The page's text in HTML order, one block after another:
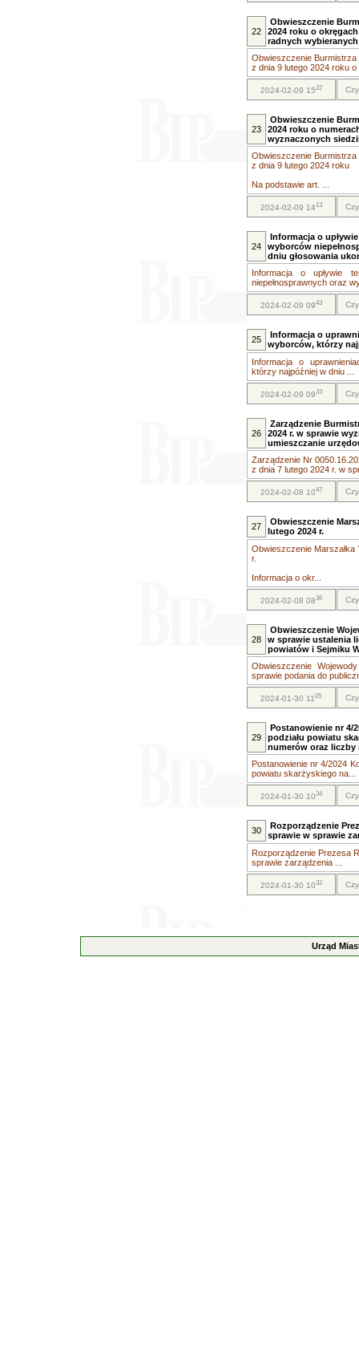
22
Obwieszczenie
2024 roku o
radnych
Obwieszczenie Burmistrza
z dnia 9 lutego 2024 roku
2024-02-09 1522
23
Obwieszczenie
2024 roku o
wyznaczonych
Obwieszczenie Burmistrza
z dnia 9 lutego 2024 roku
Na podstawie art. ...
2024-02-09 1413
24
Informacja o
wyborców
dniu głosowania
Informacja o upływie
niepełnosprawnych oraz
2024-02-09 0943
25
Informacja o
wyborców, którzy
Informacja o
którzy najpóźniej w dniu ...
2024-02-09 0933
26
Zarządzenie
2024 r. w sprawie
umieszczanie
Zarządzenie Nr
z dnia 7 lutego 2024 r. w
2024-02-08 1047
27
Obwieszczenie
lutego 2024 r.
Obwieszczenie
r.
Informacja o okr...
2024-02-08 0836
28
Obwieszczenie
w sprawie ustalenia
powiatów i Sejmiku
Obwieszczenie
sprawie podania do
2024-01-30 1105
29
Postanowienie nr 4/
podziału powiatu
numerów oraz liczby
Postanowienie nr 4/2024
powiatu skarżyskiego na...
2024-01-30 1034
30
Rozporządzenie
sprawie w sprawie
Rozporządzenie Prezesa
sprawie zarządzenia ...
2024-01-30 1032
Urząd